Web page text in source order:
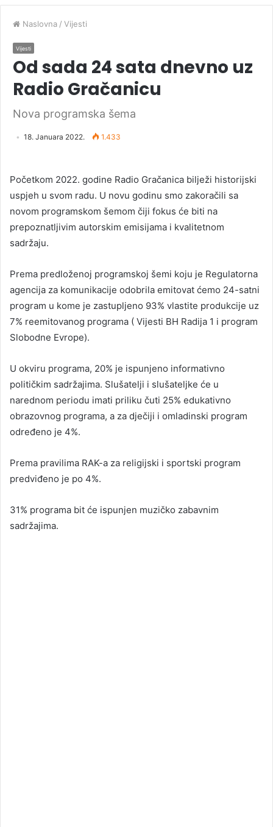
Naslovna / Vijesti
Vijesti
Od sada 24 sata dnevno uz
Radio Gračanicu
Nova programska šema
18. Januara 2022. 1.433
Početkom 2022. godine Radio Gračanica bilježi historijski
uspjeh u svom radu. U novu godinu smo zakoračili sa
novom programskom šemom čiji fokus će biti na
prepoznatljivim autorskim emisijama i kvalitetnom
sadržaju.
Prema predloženoj programskoj šemi koju je Regulatorna
agencija za komunikacije odobrila emitovat ćemo 24-satni
program u kome je zastupljeno 93% vlastite produkcije uz
7% reemitovanog programa ( Vijesti BH Radija 1 i program
Slobodne Evrope).
U okviru programa, 20% je ispunjeno informativno
političkim sadržajima. Slušatelji i slušateljke će u
narednom periodu imati priliku čuti 25% edukativno
obrazovnog programa, a za dječiji i omladinski program
određeno je 4%.
Prema pravilima RAK-a za religijski i sportski program
predviđeno je po 4%.
31% programa bit će ispunjen muzičko zabavnim
sadržajima.